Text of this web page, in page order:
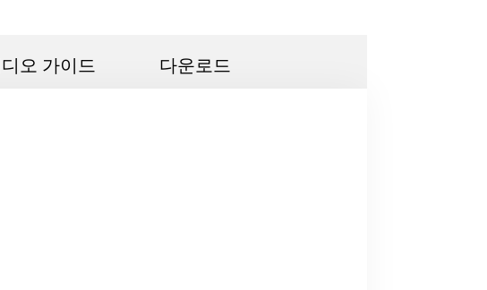
오 가이드 다운로드